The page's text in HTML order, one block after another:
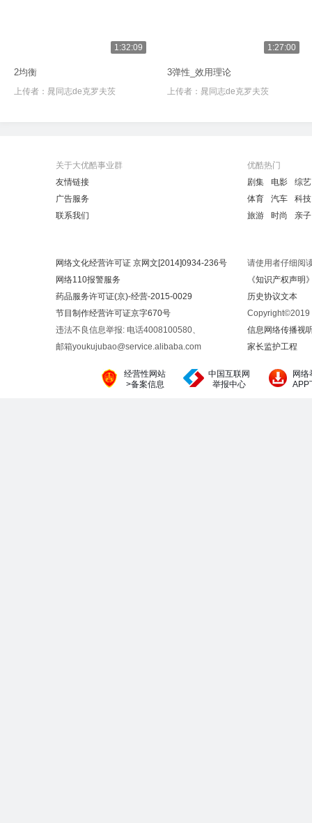
1:32:09
2均衡
上传者： 晁同志de克罗夫茨
1:27:00
3弹性_效用理论
上传者： 晁同志de克罗夫茨
关于大优酷事业群
友情链接
广告服务
联系我们
优酷热门
剧集
电影
综艺
体育
汽车
科技
旅游
时尚 亲子
网络文化经营许可证 京网文[2014]0934-236号
网络110报警服务
药品服务许可证(京)-经营-2015-0029
节目制作经营许可证京字670号
违法不良信息举报: 电话4008100580、
邮箱youkujubao@service.alibaba.com
请使用者仔细阅
《知识产权声明
历史协议文本
Copyright©2019
信息网络传播视
家长监护工程
经营性网站
>备案信息
中国互联网
举报中心
网络
APP